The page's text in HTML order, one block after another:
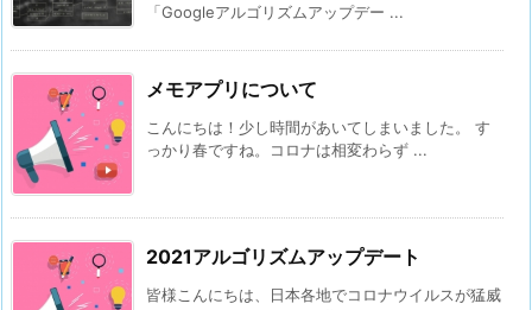
「Googleアルゴリズムアップデー ...
メモアプリについて
こんにちは！少し時間があいてしまいました。 す
っかり春ですね。コロナは相変わらず ...
2021アルゴリズムアップデート
皆様こんにちは、日本各地でコロナウイルスが猛威